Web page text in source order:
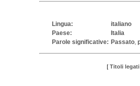
Lingua:
italiano
Paese:
Italia
Parole significative: Passato,
[ Titoli legati